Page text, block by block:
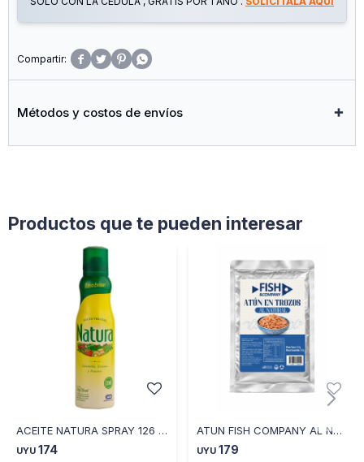
   
Métodos y costos de envíos
Productos que te pueden interesar
ACEITE NATURA SPRAY 126 ML - AMARILLO
UYU 174
ATUN FISH COMPANY AL NATURAL POUCH X 250 GRS
UYU 179